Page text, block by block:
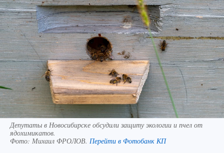
Депутаты в Новосибирске обсудили защиту экологии и пчел от
ядохимикатов.
Фото: Михаил ФРОЛОВ. Перейти в Фотобанк КП